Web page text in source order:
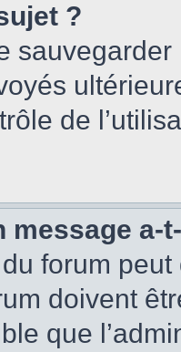
?
de
message a-
du forum
doivent
que